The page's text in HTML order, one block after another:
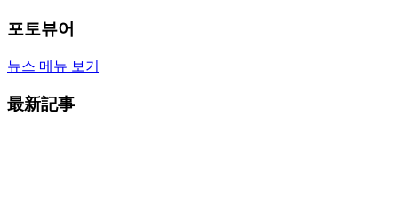
포토뷰어
뉴스 메뉴 보기
最新記事